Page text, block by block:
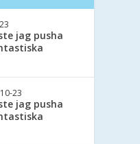
jag pusha
23
jag pusha